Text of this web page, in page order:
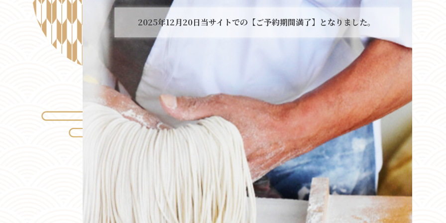
2025年12月20日当サイトでの【ご予約期間満了】 となりました。